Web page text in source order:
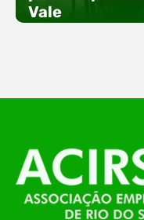
Vale
O Polo ACATE-
de Tecnologia da
Itajaí, realizou, no
Conexão Tech
tecnologia da